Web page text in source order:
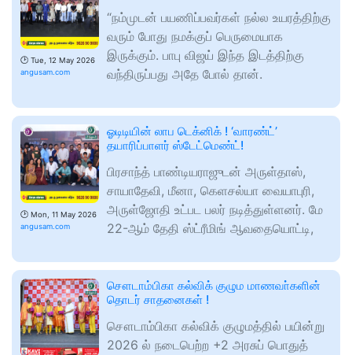
🕑 Tue, 12 May 2026
angusam.com
“நம்முடன் பயணிப்பவர்கள் நல்ல உயரத்திற்கு
வரும் போது நமக்குப் பெருமையாக
இருக்கும். பாபு விஜய் இந்த இடத்திற்கு
வந்திருப்பது அதே போல் தான்.
🕑 Mon, 11 May 2026
angusam.com
ஓடிடியின் லாப டெக்னிக் ! ‘வாரண்ட்’
தயாரிப்பாளர் ஸ்டேட்மெண்ட்!
பிரசாந்த் பாண்டியராஜுடன் அருள்தாஸ்,
சாயாதேவி, மீனா, கெளசல்யா வையாபுரி,
அருள்ஜோதி உட்பட பலர் நடித்துள்ளனர். மே
22-ஆம் தேதி ஸ்ட்ரீமிங் ஆவதையொட்டி,
சௌடாம்பிகா கல்விக் குழும மாணவா்களின்
தொடர் சாதனைகள் !
சௌடாம்பிகா கல்விக் குழுமத்தில் பயின்று
2026 ல் நடைபெற்ற +2 அரசுப் பொதுத்